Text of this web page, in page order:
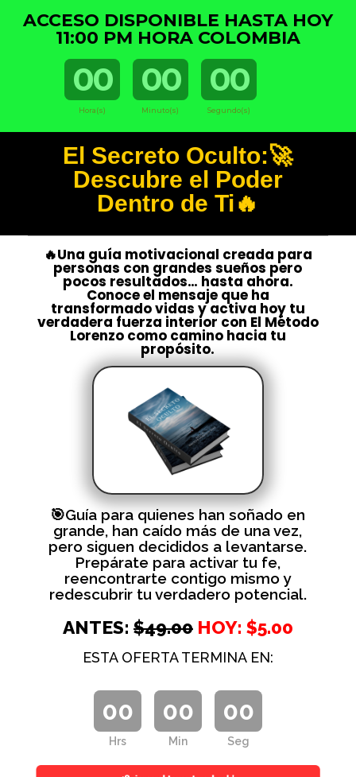
ACCESO DISPONIBLE HASTA HOY
11:00 PM HORA COLOMBIA
00
Hora(s)
00
Minuto(s)
00
Segundo(s)
El Secreto Oculto:🚀
Descubre el Poder
Dentro de Ti🔥
🔥Una guía motivacional creada para
personas con grandes sueños pero
pocos resultados… hasta ahora.
Conoce el mensaje que ha
transformado vidas y activa hoy tu
verdadera fuerza interior con El Método
Lorenzo como camino hacia tu
propósito.
🎯Guía para quienes han soñado en
grande, han caído más de una vez,
pero siguen decididos a levantarse.
Prepárate para activar tu fe,
reencontrarte contigo mismo y
redescubrir tu verdadero potencial.
ANTES: $49.00 HOY: $5.00
ESTA OFERTA TERMINA EN:
00
Hrs
00
Min
00
Seg